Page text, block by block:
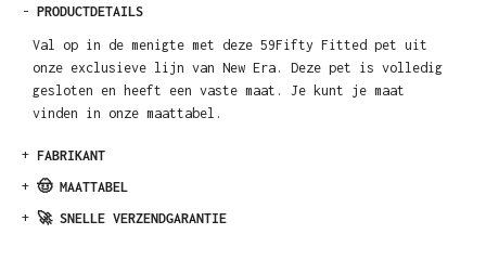
- PRODUCTDETAILS
Val op in de menigte met deze 59Fifty Fitted pet uit
onze exclusieve lijn van New Era. Deze pet is volledig
gesloten en heeft een vaste maat. Je kunt je maat
vinden in onze maattabel.
+ FABRIKANT
+ 🤠 MAATTABEL
+ 🚀 SNELLE VERZENDGARANTIE